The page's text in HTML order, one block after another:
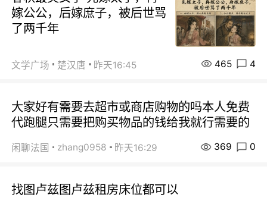
嫁公公，后嫁庶子，被后世骂
了两千年
文学广场 楚汉唐 昨天16:45 465 4
大家好有需要去超市或商店购物的吗本人免费
代跑腿只需要把购买物品的钱给我就行需要的
闲聊法国 zhang0958 昨天16:29 369 0
找图卢兹图卢兹租房床位都可以